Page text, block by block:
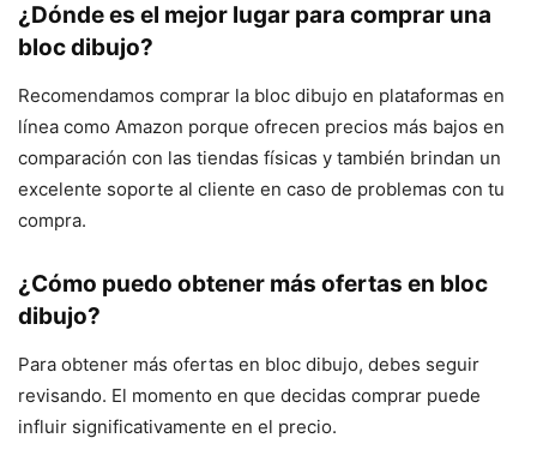
¿Dónde es el mejor lugar para comprar una
bloc dibujo?
Recomendamos comprar la bloc dibujo en plataformas en
línea como Amazon porque ofrecen precios más bajos en
comparación con las tiendas físicas y también brindan un
excelente soporte al cliente en caso de problemas con tu
compra.
¿Cómo puedo obtener más ofertas en bloc
dibujo?
Para obtener más ofertas en bloc dibujo, debes seguir
revisando. El momento en que decidas comprar puede
influir significativamente en el precio.